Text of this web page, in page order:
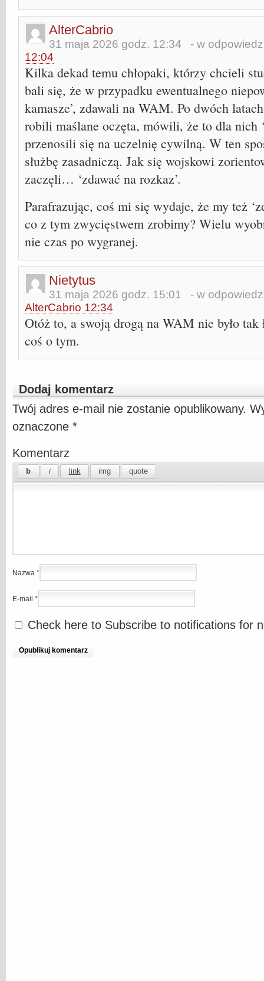
AlterCabrio
31 maja 2026 godz. 12:34 - w
12:04
Kilka dekad temu chłopaki, którzy chcieli
bali się, że w przypadku ewentualnego
kamasze’, zdawali na WAM. Po dwóch
robili maślane oczęta, mówili, że to dla nich
przenosili się na uczelnię cywilną. W ten
służbę zasadniczą. Jak się wojskowi
zaczęli… ‘zdawać na rozkaz’.
Parafrazując, coś mi się wydaje, że my też
co z tym zwycięstwem zrobimy? Wielu
nie czas po wygranej.
Nietytus
31 maja 2026 godz. 15:01 - w
AlterCabrio 12:34
Otóż to, a swoją drogą na WAM nie było tak
coś o tym.
Dodaj komentarz
Twój adres e-mail nie zostanie opublikowany.
oznaczone *
Komentarz
Nazwa *
E-mail *
Check here to Subscribe to notifications for